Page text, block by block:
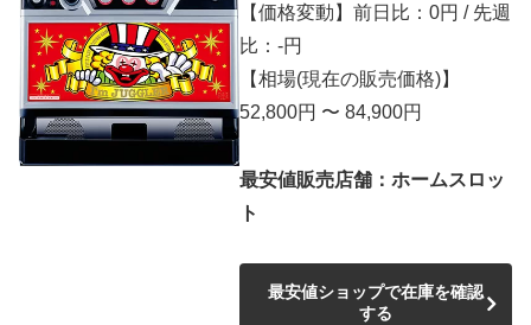
【価格変動】前日比：0円 / 先週
比：-円
【相場(現在の販売価格)】
52,800円 〜 84,900円
最安値販売店舗：ホームスロッ
ト
最安値ショップで在庫を確認
する